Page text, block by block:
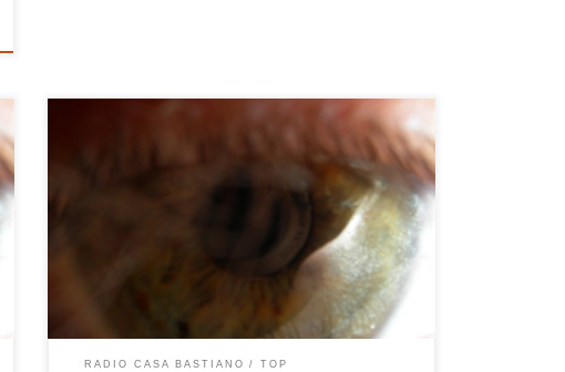
Curiosi di sapere quali sono stati i dischi del 2012 più
suonati qui a Radio Casa Bastiano? Ecco una lista con
link dei 25 dischi usciti nel 2012 più ascoltati (tra
parentesi il numero di volte) e, dopo, la top 25 di
sempre. Non sai come fare a collegarti a […]
RADIO CASA BASTIANO TOP